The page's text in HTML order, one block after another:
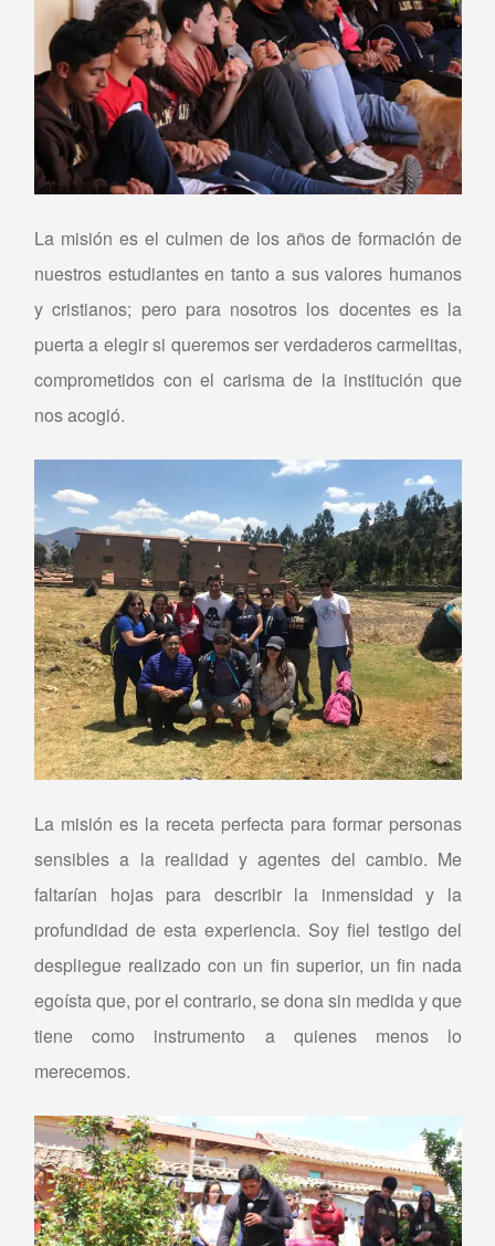
La misión es el culmen de los años de formación de
nuestros estudiantes en tanto a sus valores humanos
y cristianos; pero para nosotros los docentes es la
puerta a elegir si queremos ser verdaderos carmelitas,
comprometidos con el carisma de la institución que
nos acogió.
La misión es la receta perfecta para formar personas
sensibles a la realidad y agentes del cambio. Me
faltarían hojas para describir la inmensidad y la
profundidad de esta experiencia. Soy fiel testigo del
despliegue realizado con un fin superior, un fin nada
egoísta que, por el contrario, se dona sin medida y que
tiene como instrumento a quienes menos lo
merecemos.